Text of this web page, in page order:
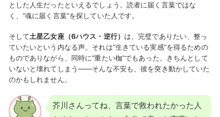
とした人生だったといえるでしょう。読者に届く言葉ではな
く、“魂に届く言葉”を探していた人です。
そして土星乙女座（6ハウス・逆行） は、完璧でありたい、整っ
ていたいという内なる声。それは“生きている実感”を得るための
ものでありながら、同時に“重たい枷”でもあった。きちんとして
いないと壊れてしまう——そんな不安も、彼を突き動かしていた
のかもしれません。
芥川さんってね、言葉で救われたかった人